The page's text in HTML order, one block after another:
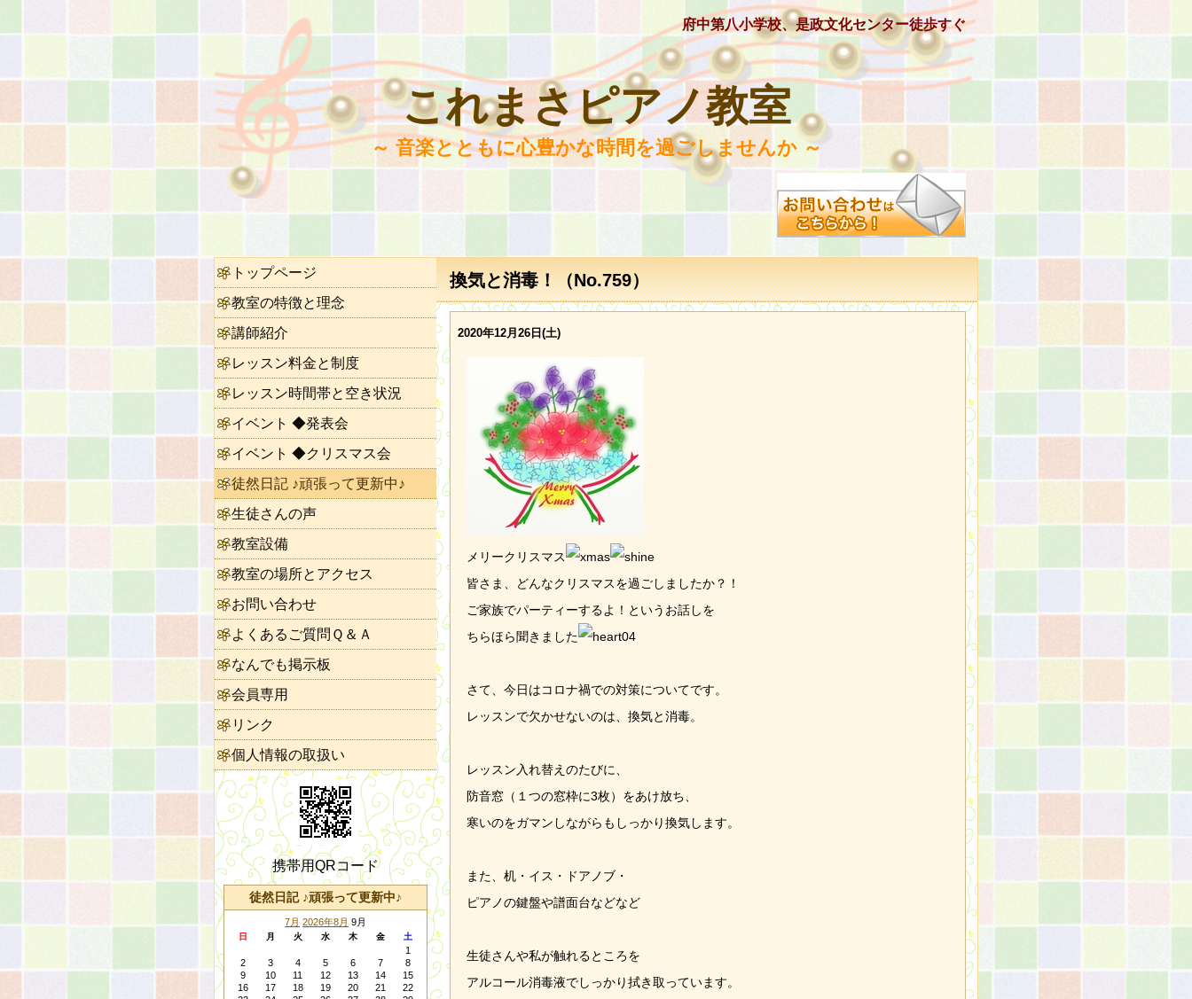
府中第八小学校、是政文化センター徒歩すぐ
これまさピアノ教室
～ 音楽とともに心豊かな時間を過ごしませんか ～
換気と消毒！（No.759）
2020年12月26日(土)
メリークリスマス
皆さま、どんなクリスマスを過ごしましたか？！
ご家族でパーティーするよ！というお話しを
ちらほら聞きました
さて、今日はコロナ禍での対策についてです。
レッスンで欠かせないのは、換気と消毒。
レッスン入れ替えのたびに、
防音窓（１つの窓枠に3枚）をあけ放ち、
寒いのをガマンしながらもしっかり換気します。
また、机・イス・ドアノブ・
ピアノの鍵盤や譜面台などなど
生徒さんや私が触れるところを
アルコール消毒液でしっかり拭き取っています。
トップページ
教室の特徴と理念
講師紹介
レッスン料金と制度
レッスン時間帯と空き状況
イベント ◆発表会
イベント ◆クリスマス会
徒然日記 ♪頑張って更新中♪
生徒さんの声
教室設備
教室の場所とアクセス
お問い合わせ
よくあるご質問Ｑ＆Ａ
なんでも掲示板
会員専用
リンク
個人情報の取扱い
携帯用QRコード
徒然日記 ♪頑張って更新中♪
7月 2026年8月 9月
日 月 火 水 木 金 土
1
2
3 4 5 6 7
8
9
10 11 12 13 14
15
16
17 18 19 20 21
22